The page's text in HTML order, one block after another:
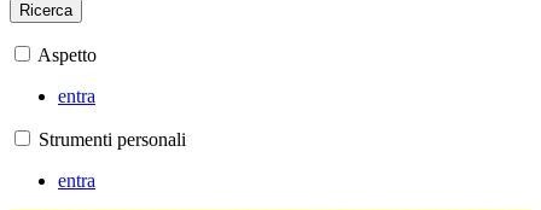
Ricerca
Aspetto
entra
Strumenti personali
entra